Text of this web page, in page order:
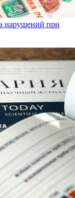
нарушений при